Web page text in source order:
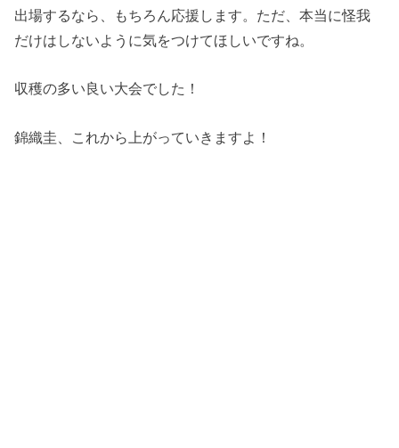
出場するなら、もちろん応援します。ただ、本当に怪我
だけはしないように気をつけてほしいですね。
収穫の多い良い大会でした！
錦織圭、これから上がっていきますよ！